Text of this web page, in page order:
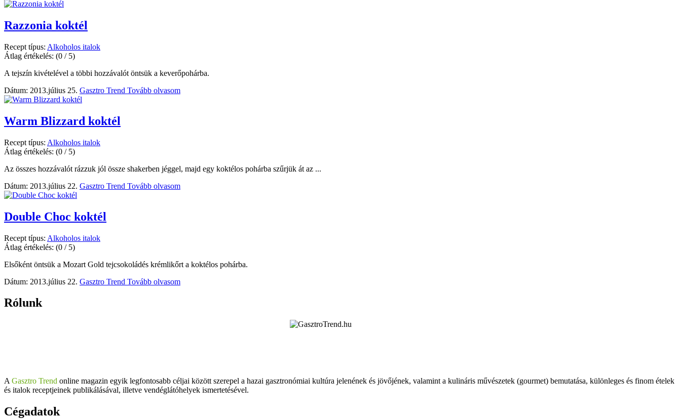
Razzonia koktél
Recept típus: Alkoholos italok
Átlag értékelés: (0 / 5)
A tejszín kivételével a többi hozzávalót öntsük a keverőpohárba.
Dátum: 2013.július 25. Gasztro Trend Tovább olvasom
Warm Blizzard koktél
Recept típus: Alkoholos italok
Átlag értékelés: (0 / 5)
Az összes hozzávalót rázzuk jól össze shakerben jéggel, majd egy koktélos pohárba szűrjük át az ...
Dátum: 2013.július 22. Gasztro Trend Tovább olvasom
Double Choc koktél
Recept típus: Alkoholos italok
Átlag értékelés: (0 / 5)
Elsőként öntsük a Mozart Gold tejcsokoládés krémlikőrt a koktélos pohárba.
Dátum: 2013.július 22. Gasztro Trend Tovább olvasom
Rólunk
A Gasztro Trend online magazin egyik legfontosabb céljai között szerepel a hazai gasztronómiai kultúra jelenének és jövőjének, valamint a kulináris művészetek (gourmet) bemutatása, különleges és finom ételek
és italok receptjeinek publikálásával, illetve vendéglátóhelyek ismertetésével.
Cégadatok